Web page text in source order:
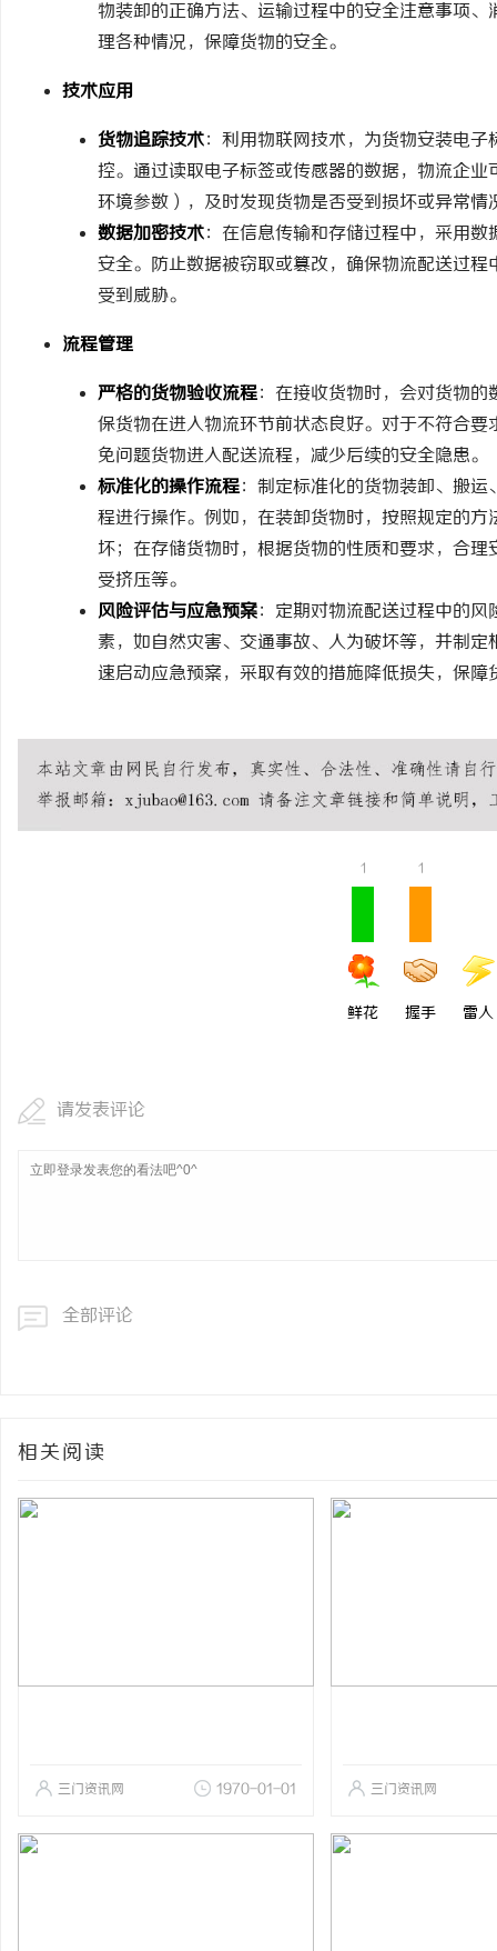
物装卸的正确方法、运输过程中的安全注意事项
理各种情况，保障货物的安全。
技术应用
货物追踪技术：利用物联网技术，为货物安装电
控。通过读取电子标签或传感器的数据，物流企
环境参数），及时发现货物是否受到损坏或异常情
数据加密技术：在信息传输和存储过程中，采用
安全。防止数据被窃取或篡改，确保物流配送过
受到威胁。
流程管理
严格的货物验收流程：在接收货物时，会对货物
保货物在进入物流环节前状态良好。对于不符合
免问题货物进入配送流程，减少后续的安全隐患。
标准化的操作流程：制定标准化的货物装卸、搬
程进行操作。例如，在装卸货物时，按照规定的
坏；在存储货物时，根据货物的性质和要求，合
受挤压等。
风险评估与应急预案：定期对物流配送过程中的
素，如自然灾害、交通事故、人为破坏等，并制
速启动应急预案，采取有效的措施降低损失，保障
1
鲜花
1
握手 雷人
请发表评论
全部评论
相关阅读
三门资讯网 1970-01-01 三门资讯网